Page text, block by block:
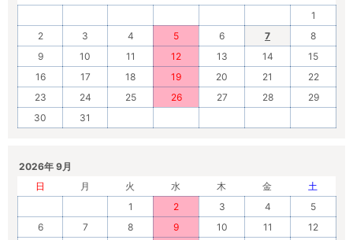
1
2
3 4 5 6 7
8
9
10 11 12 13 14
15
16
17 18 19 20 21
22
23
24 25 26 27 28
29
30
31
2026年 9月
日
月 火 水 木 金
土
1
2 3 4
5
6
7 8 9 10 11
12